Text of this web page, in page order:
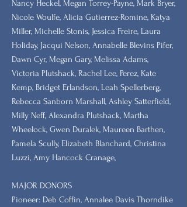
Nancy Heckel, Megan Torrey-Payne, Mark Bryer,
Nicole Woulfe, Alicia Gutierrez-Romine, Katya
Miller, Michelle Stonis, Jessica Freire, Laura
Holiday, Jacqui Nelson, Annabelle Blevins Pifer,
Dawn Cyr, Megan Gary, Melissa Adams,
Victoria Plutshack, Rachel Lee, Perez, Kate
Kemp, Bridget Erlandson, Leah Spellerberg,
Rebecca Sanborn Marshall​, Ashley Satterfield,
Milly Neff, Alexandra Plutshack, Martha
Wheelock, Gwen Duralek, Maureen Barthen,
Pamela Scully, Elizabeth Blanchard, Christina
Luzzi, Amy Hancock Cranage,
MAJOR DONORS
​Pioneer: Deb Coffin, Annalee Davis Thorndike